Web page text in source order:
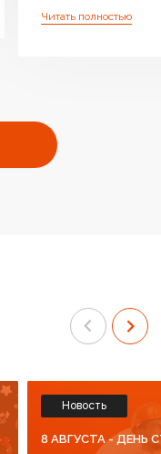
замены
очень много людей
одном месте
отопления высокого
Читать полностью
Новость
8 АВГУСТА - ДЕНЬ